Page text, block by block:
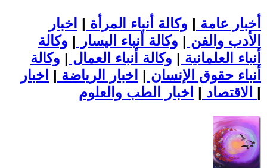
أخبار عامة | وكالة أنباء المرأة | اخبار
الأدب والفن | وكالة أنباء اليسار | وكالة
أنباء العلمانية | وكالة أنباء العمال | وكالة
أنباء حقوق الإنسان | اخبار الرياضة | اخبار
الاقتصاد | |